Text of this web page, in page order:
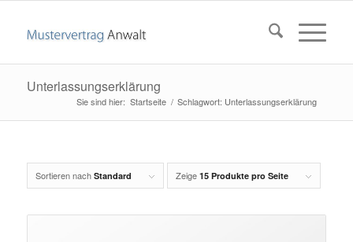
Unterlassungserklärung
Startseite / Schlagwort: Unterlassungserklärung
Sortieren nach Standard Zeige 15 Produkte pro Seite